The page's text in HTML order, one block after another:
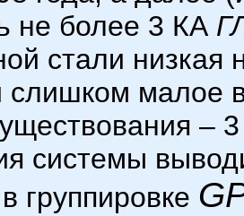
не более 3 КА
стали
слишком малое
–
системы
группировке